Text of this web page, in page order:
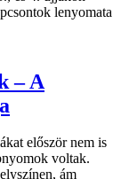
– A
először nem is
voltak.
ám